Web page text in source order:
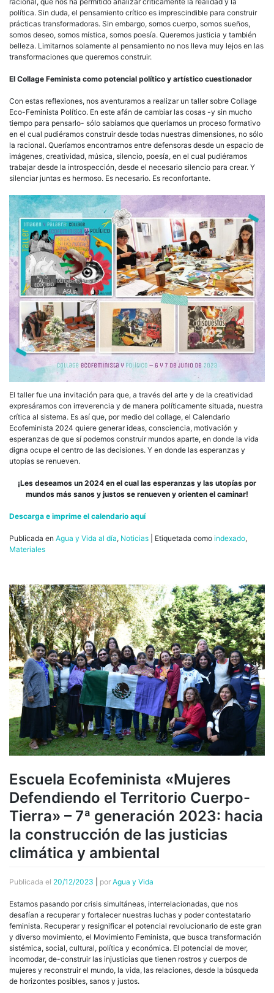
política. Sin duda, el pensamiento crítico es imprescindible para construir
prácticas transformadoras. Sin embargo, somos cuerpo, somos sueños,
somos deseo, somos mística, somos poesía. Queremos justicia y también
belleza. Limitarnos solamente al pensamiento no nos lleva muy lejos en las
transformaciones que queremos construir.
El Collage Feminista como potencial político y artístico cuestionador
Con estas reflexiones, nos aventuramos a realizar un taller sobre Collage
Eco-Feminista Político. En este afán de cambiar las cosas -y sin mucho
tiempo para pensarlo- sólo sabíamos que queríamos un proceso formativo
en el cual pudiéramos construir desde todas nuestras dimensiones, no sólo
la racional. Queríamos encontrarnos entre defensoras desde un espacio de
imágenes, creatividad, música, silencio, poesía, en el cual pudiéramos
trabajar desde la introspección, desde el necesario silencio para crear. Y
silenciar juntas es hermoso. Es necesario. Es reconfortante.
El taller fue una invitación para que, a través del arte y de la creatividad
expresáramos con irreverencia y de manera políticamente situada, nuestra
crítica al sistema. Es así que, por medio del collage, el Calendario
Ecofeminista 2024 quiere generar ideas, consciencia, motivación y
esperanzas de que sí podemos construir mundos aparte, en donde la vida
digna ocupe el centro de las decisiones. Y en donde las esperanzas y
utopías se renueven.
¡Les deseamos un 2024 en el cual las esperanzas y las utopías por
mundos más sanos y justos se renueven y orienten el caminar!
Descarga e imprime el calendario aquí
Publicada en Agua y Vida al día, Noticias Etiquetada como indexado,
Materiales
Escuela Ecofeminista «Mujeres
Defendiendo el Territorio Cuerpo-
Tierra» – 7ª generación 2023: hacia
la construcción de las justicias
climática y ambiental
Publicada el 20/12/2023 por Agua y Vida
Estamos pasando por crisis simultáneas, interrelacionadas, que nos
desafían a recuperar y fortalecer nuestras luchas y poder contestatario
feminista. Recuperar y resignificar el potencial revolucionario de este gran
y diverso movimiento, el Movimiento Feminista, que busca transformación
sistémica, social, cultural, política y económica. El potencial de mover,
incomodar, de-construir las injusticias que tienen rostros y cuerpos de
mujeres y reconstruir el mundo, la vida, las relaciones, desde la búsqueda
de horizontes posibles, sanos y justos.